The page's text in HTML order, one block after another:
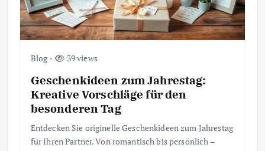
Blog 39 views
Geschenkideen zum Jahrestag:
Kreative Vorschläge für den
besonderen Tag
Entdecken Sie originelle Geschenkideen zum Jahrestag
für Ihren Partner. Von romantisch bis persönlich –